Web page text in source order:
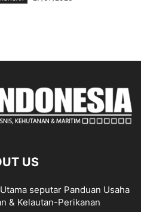
US
seputar Panduan Usaha
& Kelautan-Perikanan